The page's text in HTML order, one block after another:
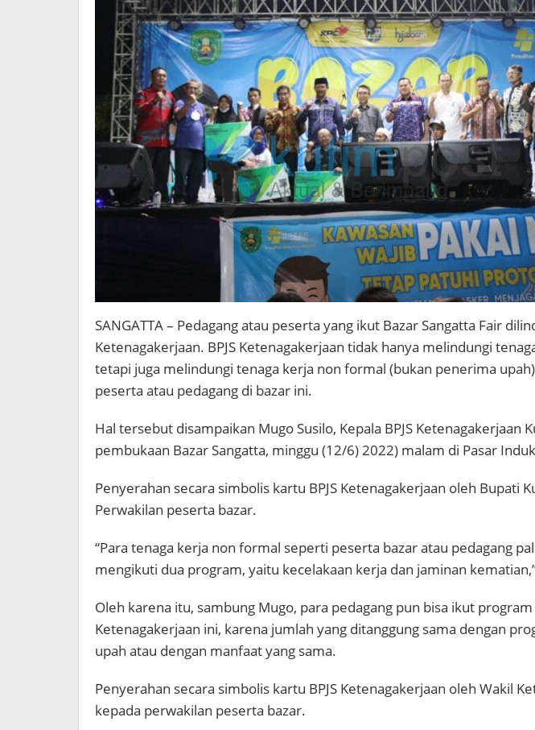
SANGATTA – Pedagang atau peserta yang ikut Bazar Sangatta Fair
Ketenagakerjaan. BPJS Ketenagakerjaan tidak hanya melindungi
tetapi juga melindungi tenaga kerja non formal (bukan penerima
peserta atau pedagang di bazar ini.
Hal tersebut disampaikan Mugo Susilo, Kepala BPJS Ketenagakerjaan
pembukaan Bazar Sangatta, minggu (12/6) 2022) malam di Pasar
Penyerahan secara simbolis kartu BPJS Ketenagakerjaan oleh Bupati
Perwakilan peserta bazar.
“Para tenaga kerja non formal seperti peserta bazar atau pedagang
mengikuti dua program, yaitu kecelakaan kerja dan jaminan
Oleh karena itu, sambung Mugo, para pedagang pun bisa ikut program
Ketenagakerjaan ini, karena jumlah yang ditanggung sama dengan
upah atau dengan manfaat yang sama.
Penyerahan secara simbolis kartu BPJS Ketenagakerjaan oleh Wakil
kepada perwakilan peserta bazar.